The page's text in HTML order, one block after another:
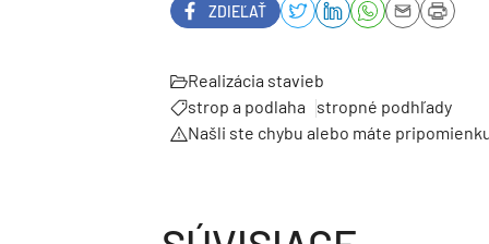
ZDIEĽAŤ
Realizácia stavieb
strop a podlaha
stropné podhľady
Našli ste chybu alebo máte